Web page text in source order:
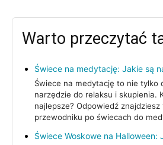
Warto przeczytać
Świece na medytację: Jakie są
Świece na medytację to nie tylko
narzędzie do relaksu i skupienia.
najlepsze? Odpowiedź znajdziesz
przewodniku po świecach do
Świece Woskowe na Halloween: